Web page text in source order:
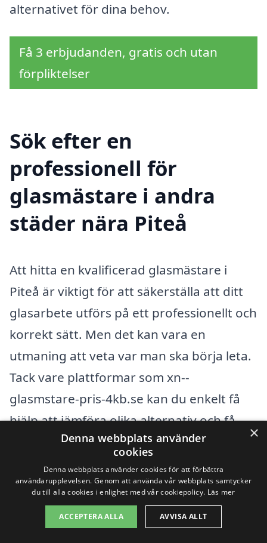
alternativet för dina behov.
Få 3 erbjudanden, gratis och utan
förpliktelser
Sök efter en
professionell för
glasmästare i andra
städer nära Piteå
Att hitta en kvalificerad glasmästare i
Piteå är viktigt för att säkerställa att ditt
glasarbete utförs på ett professionellt och
korrekt sätt. Men det kan vara en
utmaning att veta var man ska börja leta.
Tack vare plattformar som xn--
glasmstare-pris-4kb.se kan du enkelt få
hjälp att jämföra olika alternativ och få
offerter från glasmästare i ditt
närområde. Om du är öppen för att söka i
närliggande städer och orter, finns det
flera alternativ att överväga.
×
Denna webbplats använder
cookies
Denna webbplats använder cookies för att förbättra
användarupplevelsen. Genom att använda vår webbplats samtycker
du till alla cookies i enlighet med vår cookiepolicy. Läs mer
ACCEPTERA ALLA AVVISA ALLT